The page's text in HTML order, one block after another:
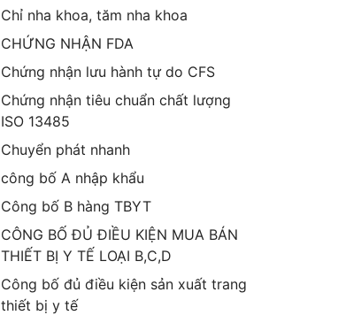
Chỉ nha khoa, tăm nha khoa
CHỨNG NHẬN FDA
Chứng nhận lưu hành tự do CFS
Chứng nhận tiêu chuẩn chất lượng
ISO 13485
Chuyển phát nhanh
công bố A nhập khẩu
Công bố B hàng TBYT
CÔNG BỐ ĐỦ ĐIỀU KIỆN MUA BÁN
THIẾT BỊ Y TẾ LOẠI B,C,D
Công bố đủ điều kiện sản xuất trang
thiết bị y tế